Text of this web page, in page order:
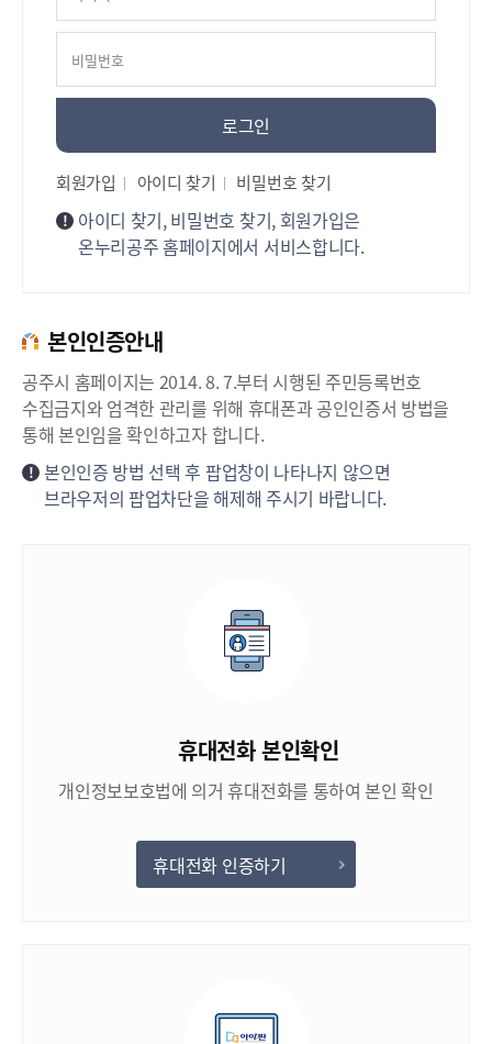
로그인
회원가입 아이디 찾기 비밀번호 찾기
아이디 찾기, 비밀번호 찾기, 회원가입은
온누리공주 홈페이지에서 서비스합니다.
본인인증안내
공주시 홈페이지는 2014. 8. 7.부터 시행된 주민등록번호
수집금지와 엄격한 관리를 위해 휴대폰과 공인인증서 방법을
통해 본인임을 확인하고자 합니다.
본인인증 방법 선택 후 팝업창이 나타나지 않으면
브라우저의 팝업차단을 해제해 주시기 바랍니다.
휴대전화 본인확인
개인정보보호법에 의거 휴대전화를 통하여 본인 확인
휴대전화 인증하기